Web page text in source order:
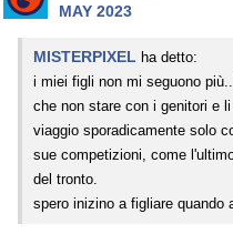
MAY 2023
MISTERPIXEL ha detto:
i miei figli non mi seguono
che non stare con i genitori e
viaggio sporadicamente solo
sue competizioni, come
del tronto.
spero inizino a figliare quando